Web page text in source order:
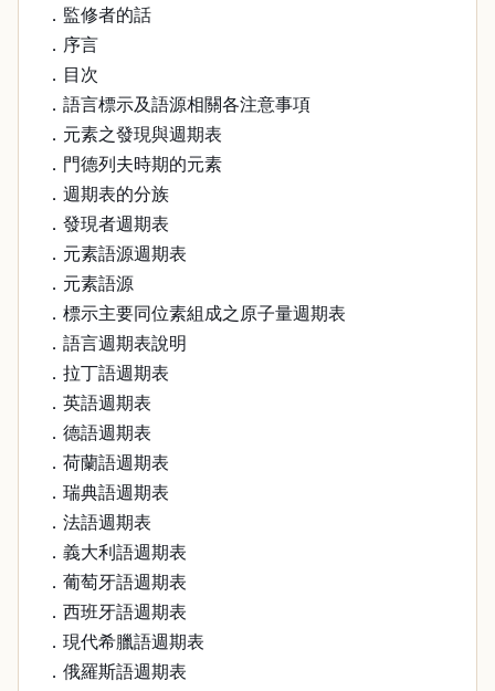
．監修者的話
．序言
．目次
．語言標示及語源相關各注意事項
．元素之發現與週期表
．門德列夫時期的元素
．週期表的分族
．發現者週期表
．元素語源週期表
．元素語源
．標示主要同位素組成之原子量週期表
．語言週期表說明
．拉丁語週期表
．英語週期表
．德語週期表
．荷蘭語週期表
．瑞典語週期表
．法語週期表
．義大利語週期表
．葡萄牙語週期表
．西班牙語週期表
．現代希臘語週期表
．俄羅斯語週期表